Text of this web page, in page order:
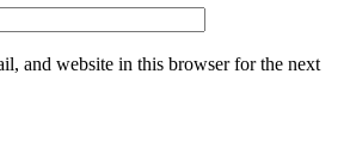
and website in this browser for the next